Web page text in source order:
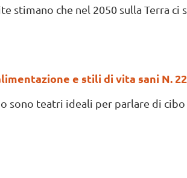
stimano che nel 2050 sulla Terra
e stili di vita sani N.
sono teatri ideali per parlare di